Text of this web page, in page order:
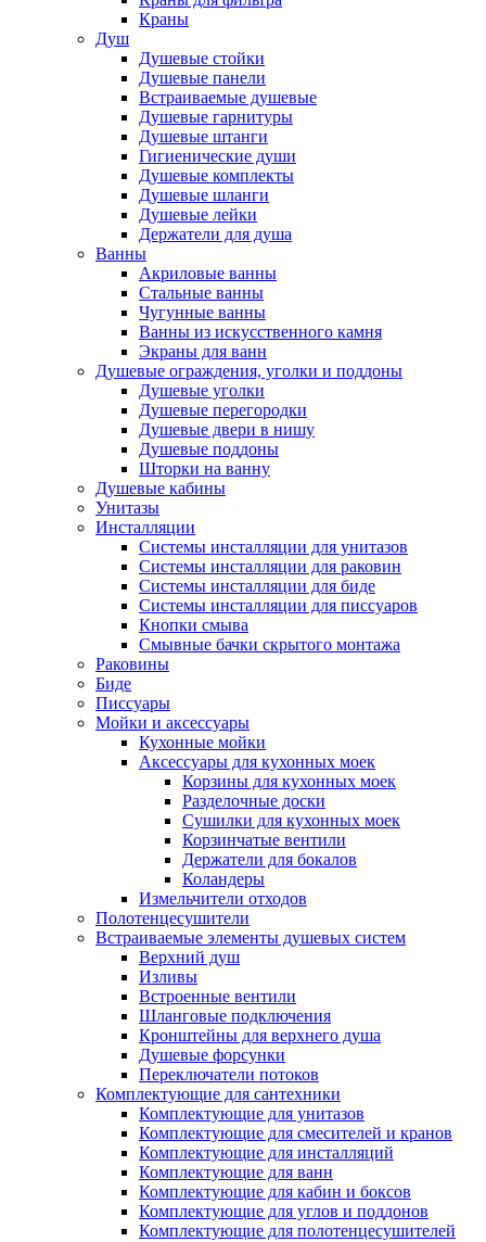
Краны
Душ
Душевые стойки
Душевые панели
Встраиваемые душевые
Душевые гарнитуры
Душевые штанги
Гигиенические души
Душевые комплекты
Душевые шланги
Душевые лейки
Держатели для душа
Ванны
Акриловые ванны
Стальные ванны
Чугунные ванны
Ванны из искусственного камня
Экраны для ванн
Душевые ограждения, уголки и поддоны
Душевые уголки
Душевые перегородки
Душевые двери в нишу
Душевые поддоны
Шторки на ванну
Душевые кабины
Унитазы
Инсталляции
Системы инсталляции для унитазов
Системы инсталляции для раковин
Системы инсталляции для биде
Системы инсталляции для писсуаров
Кнопки смыва
Смывные бачки скрытого монтажа
Раковины
Биде
Писсуары
Мойки и аксессуары
Кухонные мойки
Аксессуары для кухонных моек
Корзины для кухонных моек
Разделочные доски
Сушилки для кухонных моек
Корзинчатые вентили
Держатели для бокалов
Коландеры
Измельчители отходов
Полотенцесушители
Встраиваемые элементы душевых систем
Верхний душ
Изливы
Встроенные вентили
Шланговые подключения
Кронштейны для верхнего душа
Душевые форсунки
Переключатели потоков
Комплектующие для сантехники
Комплектующие для унитазов
Комплектующие для смесителей и кранов
Комплектующие для инсталляций
Комплектующие для ванн
Комплектующие для кабин и боксов
Комплектующие для углов и поддонов
Комплектующие для полотенцесушителей